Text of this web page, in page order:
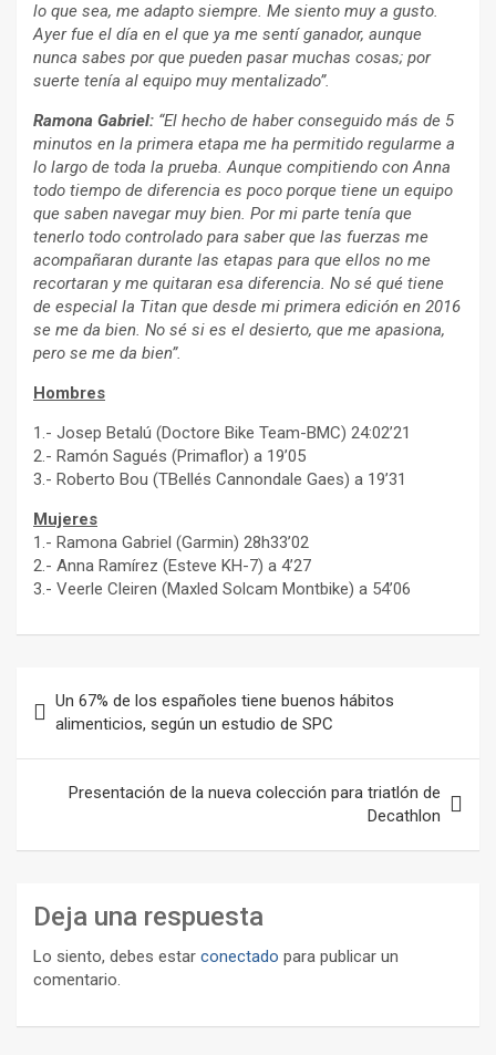
lo que sea, me adapto siempre. Me siento muy a gusto.
Ayer fue el día en el que ya me sentí ganador, aunque
nunca sabes por que pueden pasar muchas cosas; por
suerte tenía al equipo muy mentalizado”.
Ramona Gabriel: “El hecho de haber conseguido más de 5
minutos en la primera etapa me ha permitido regularme a
lo largo de toda la prueba. Aunque compitiendo con Anna
todo tiempo de diferencia es poco porque tiene un equipo
que saben navegar muy bien. Por mi parte tenía que
tenerlo todo controlado para saber que las fuerzas me
acompañaran durante las etapas para que ellos no me
recortaran y me quitaran esa diferencia. No sé qué tiene
de especial la Titan que desde mi primera edición en 2016
se me da bien. No sé si es el desierto, que me apasiona,
pero se me da bien”.
Hombres
1.- Josep Betalú (Doctore Bike Team-BMC) 24:02’21
2.- Ramón Sagués (Primaflor) a 19’05
3.- Roberto Bou (TBellés Cannondale Gaes) a 19’31
Mujeres
1.- Ramona Gabriel (Garmin) 28h33’02
2.- Anna Ramírez (Esteve KH-7) a 4’27
3.- Veerle Cleiren (Maxled Solcam Montbike) a 54’06
de
entradas
Un 67% de los españoles tiene buenos hábitos
alimenticios, según un estudio de SPC
Presentación de la nueva colección para triatlón de
Decathlon
Deja una respuesta
Lo siento, debes estar conectado para publicar un
comentario.